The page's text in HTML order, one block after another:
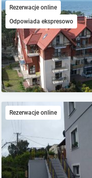
t
t
h
e
k
e
y
b
a
r
d
o
r
Rezerwacje online
Odpowiada ekspresowo
Rezerwacje online